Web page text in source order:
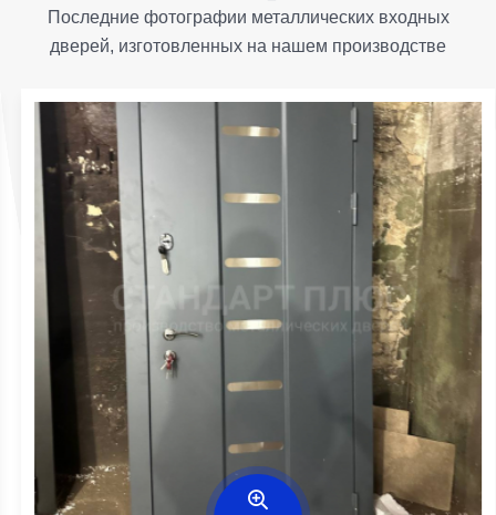
Последние фотографии металлических входных
дверей, изготовленных на нашем производстве